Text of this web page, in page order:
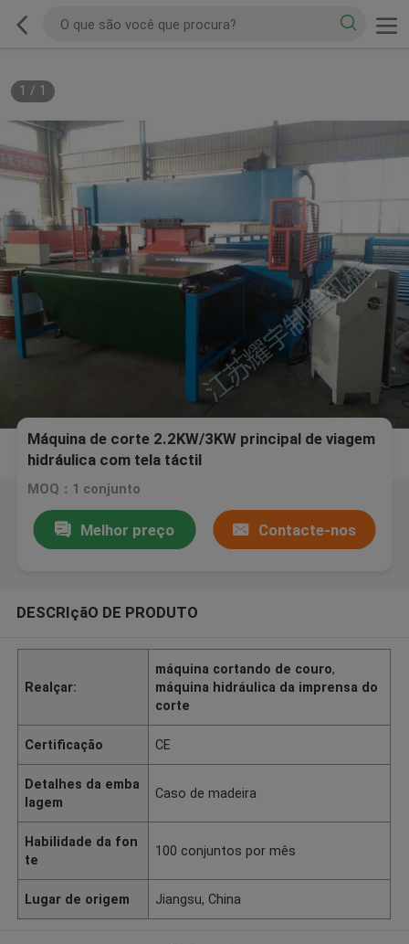
1 / 1
Máquina de corte 2.2KW/3KW principal de viagem
hidráulica com tela táctil
MOQ：1 conjunto
Melhor preço Contacte-nos
DESCRIçãO DE PRODUTO
Realçar:
máquina cortando de couro,
máquina hidráulica da imprensa do
corte
Certificação CE
Detalhes da emba
lagem
Caso de madeira
Habilidade da fon
te
100 conjuntos por mês
Lugar de origem Jiangsu, China